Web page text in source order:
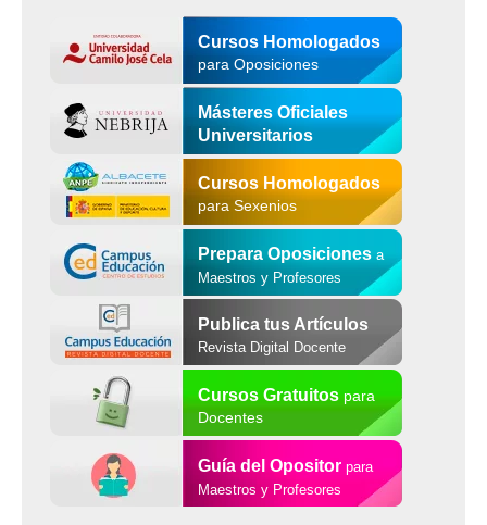
Cursos Homologados
para Oposiciones
Másteres Oficiales
Universitarios
Cursos Homologados
para Sexenios
Prepara Oposiciones a
Maestros y Profesores
Publica tus Artículos
Revista Digital Docente
Cursos Gratuitospara
Docentes
Guía del Opositor para
Maestros y Profesores